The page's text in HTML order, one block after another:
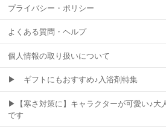
プライバシー・ポリシー
よくある質問・ヘルプ
個人情報の取り扱いについて
▶ ギフトにもおすすめ♪入浴剤特集
▶【寒さ対策に】キャラクターが可愛い♪大
です